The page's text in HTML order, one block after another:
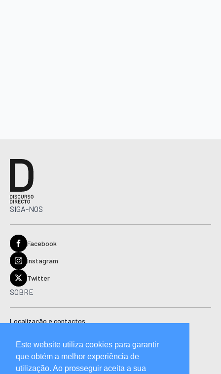
SIGA-NOS
Facebook
Instagram
Twitter
SOBRE
Localização e contactos
Ficha técnica
Manual de boas práticas editoriais e código de conduta
Este website utiliza cookies para garantir
que obtém a melhor experiência de
utilização. Ao prosseguir aceita a sua